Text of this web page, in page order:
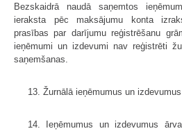
Bezskaidrā naudā saņemtos
ieraksta pēc maksājumu konta
prasības par darījumu reģistrēšanu
ieņēmumi un izdevumi nav reģistrēti
saņemšanas.
13. Žurnālā ieņēmumus un
14. Ieņēmumus un izdevumus